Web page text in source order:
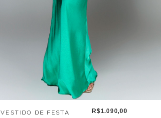
VESTIDO DE FESTA
R$1.090,00